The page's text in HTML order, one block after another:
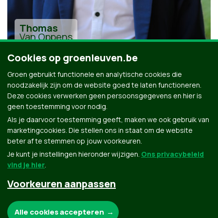
Thomas
Van Oppens
Alle kandidaten uit Leuven
Groen.be
Cookies op groenleuven.be
Groen gebruikt functionele en analytische cookies die
noodzakelijk zijn om de website goed te laten functioneren.
Deze cookies verwerken geen persoonsgegevens en hier is
geen toestemming voor nodig.
Als je daarvoor toestemming geeft, maken we ook gebruik van
marketingcookies. Die stellen ons in staat om de website
beter af te stemmen op jouw voorkeuren.
Je kunt je instellingen hieronder wijzigen. Ons privacybeleid
vind je hier.
Voorkeuren aanpassen
Alle cookies accepteren